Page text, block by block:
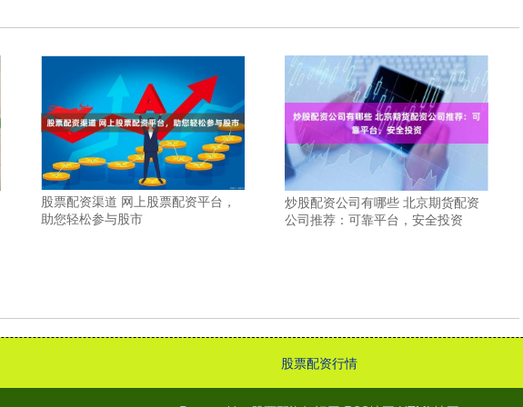
股票配资渠道 网上股票配资平台，
助您轻松参与股市
炒股配资公司有哪些 北京期货配资
公司推荐：可靠平台，安全投资
股票配资行情